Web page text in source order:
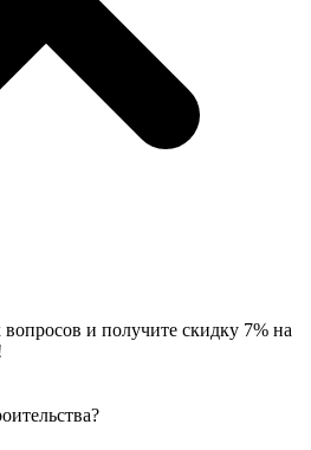
и получите скидку 7% на